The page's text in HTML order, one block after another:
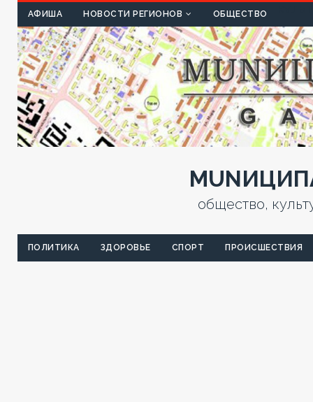
АФИША НОВОСТИ РЕГИОНОВ ОБЩЕСТВО
общество,
ПОЛИТИКА ЗДОРОВЬЕ СПОРТ ПРОИСШЕСТВИЯ